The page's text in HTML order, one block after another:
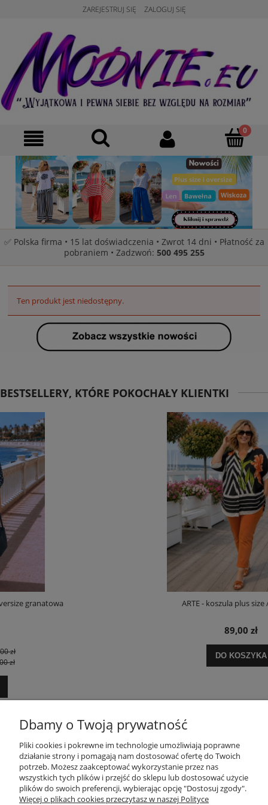
ZAREJESTRUJ SIĘ ZALOGUJ SIĘ
✅ Polska firma • 15 lat doświadczenia • Zwrot 14 dni • Płatność za
pobraniem • Zadzwoń: 500 495 255
Ten produkt jest niedostępny.
BESTSELLERY, KTÓRE POKOCHAŁY KLIENTKI
ARTE - koszula plus size / oversize
POMOC
MOJE KONTO
Dbamy o Twoją prywatność
Pliki cookies i pokrewne im technologie umożliwiają poprawne
działanie strony i pomagają nam dostosować ofertę do Twoich
potrzeb. Możesz zaakceptować wykorzystanie przez nas
wszystkich tych plików i przejść do sklepu lub dostosować użycie
plików do swoich preferencji, wybierając opcję "Dostosuj zgody".
Więcej o plikach cookies przeczytasz w naszej Polityce